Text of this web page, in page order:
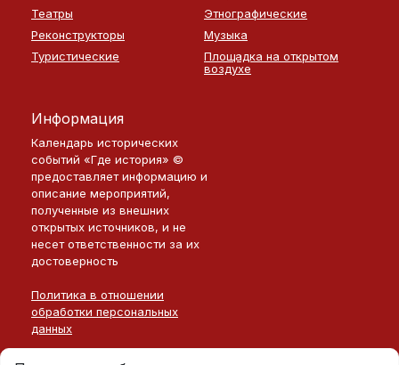
Театры
Этнографические
Реконструкторы
Музыка
Туристические
Площадка на открытом
воздухе
Информация
Календарь исторических
событий «Где история» ©
предоставляет информацию и
описание мероприятий,
полученные из внешних
открытых источников, и не
несет ответственности за их
достоверность
Политика в отношении
обработки персональных
данных